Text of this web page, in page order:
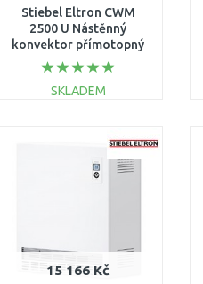
Stiebel Eltron CWM
2500 U Nástěnný
konvektor přímotopný
2,5 kW 200266
SKLADEM
Porovnat
15 166 Kč